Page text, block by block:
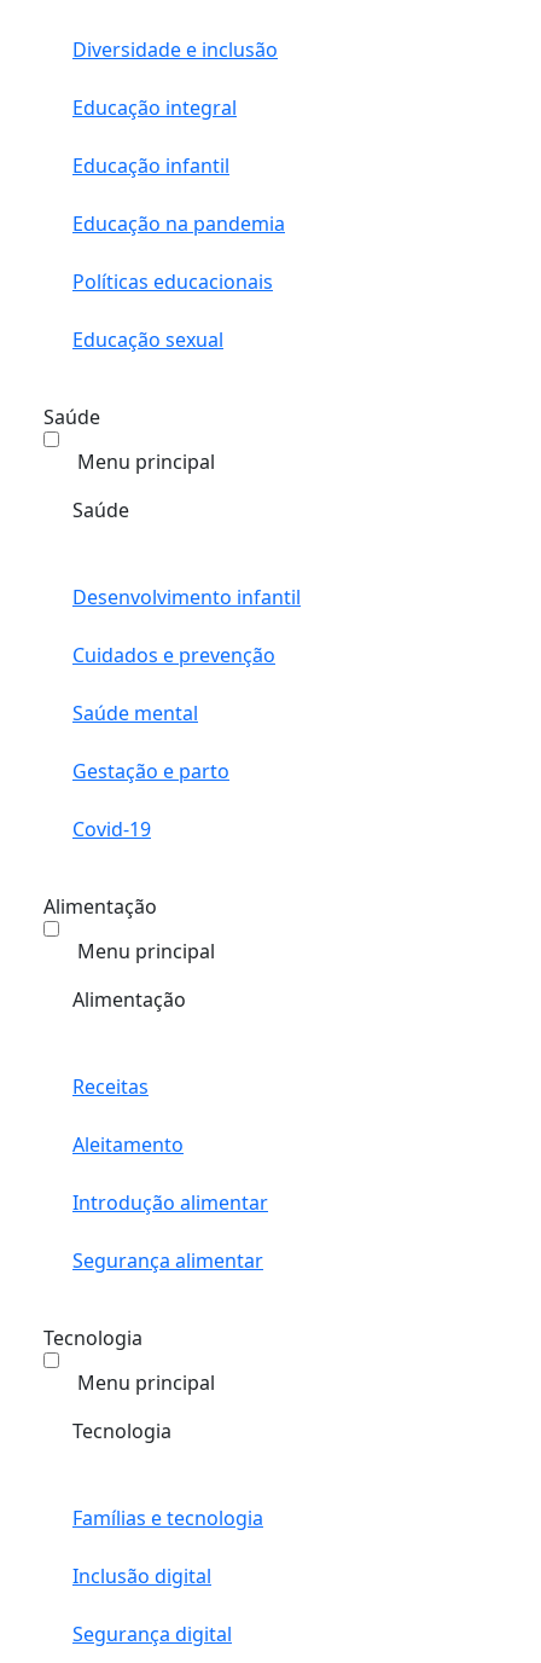
Diversidade e inclusão
Educação integral
Educação infantil
Educação na pandemia
Políticas educacionais
Educação sexual
Saúde
Menu principal
Saúde
Desenvolvimento infantil
Cuidados e prevenção
Saúde mental
Gestação e parto
Covid-19
Alimentação
Menu principal
Alimentação
Receitas
Aleitamento
Introdução alimentar
Segurança alimentar
Tecnologia
Menu principal
Tecnologia
Famílias e tecnologia
Inclusão digital
Segurança digital